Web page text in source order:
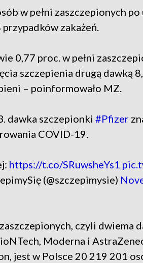
w pełni zaszczepionych
zakażeń.
0,77 proc. w pełni
szczepienia drugą dawką
– poinformowało MZ.
dawka szczepionki #Pfizer
COVID-19.
https://t.co/SRuwsheYs1
(@szczepimysie)
czyli dwiema
Moderna i
jest w Polsce 20 219 201